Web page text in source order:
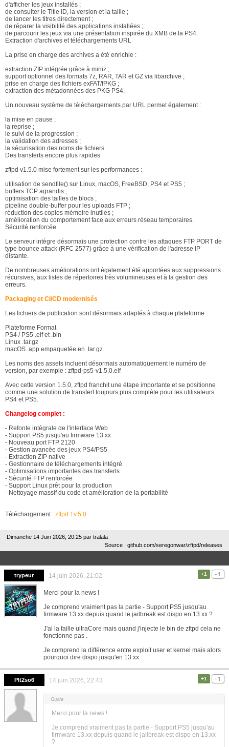
d'afficher les jeux installés ;
de consulter le Title ID, la version et la taille ;
de lancer les titres directement ;
de réparer la visibilité des applications installées ;
de parcourir les jeux via une présentation inspirée du XMB de la PS4.
Extraction d'archives et téléchargements URL
La prise en charge des archives a été enrichie :
extraction ZIP intégrée grâce à miniz ;
support optionnel des formats 7z, RAR, TAR et GZ via libarchive ;
prise en charge des fichiers exFAT/fPKG ;
extraction des métadonnées des PKG PS4.
Un nouveau système de téléchargements par URL permet également :
la mise en pause ;
la reprise ;
le suivi de la progression ;
la validation des adresses ;
la sécurisation des noms de fichiers.
Des transferts encore plus rapides
zftpd v1.5.0 mise fortement sur les performances :
utilisation de sendfile() sur Linux, macOS, FreeBSD, PS4 et PS5 ;
buffers TCP agrandis ;
optimisation des tailles de blocs ;
pipeline double-buffer pour les uploads FTP ;
réduction des copies mémoire inutiles ;
amélioration du comportement face aux erreurs réseau temporaires.
Sécurité renforcée
Le serveur intègre désormais une protection contre les attaques FTP PORT de
type bounce attack (RFC 2577) grâce à une vérification de l'adresse IP
distante.
De nombreuses améliorations ont également été apportées aux suppressions
récursives, aux listes de répertoires très volumineuses et à la gestion des
erreurs.
Packaging et CI/CD modernisés
Les fichiers de publication sont désormais adaptés à chaque plateforme :
Plateforme Format
PS4 / PS5 .elf et .bin
Linux .tar.gz
macOS .app empaquetée en .tar.gz
Les noms des assets incluent désormais automatiquement le numéro de
version, par exemple : zftpd-ps5-v1.5.0.elf
Avec cette version 1.5.0, zftpd franchit une étape importante et se positionne
comme une solution de transfert toujours plus complète pour les utilisateurs
PS4 et PS5.
Changelog complet :
- Refonte intégrale de l'interface Web
- Support PS5 jusqu'au firmware 13.xx
- Nouveau port FTP 2120
- Gestion avancée des jeux PS4/PS5
- Extraction ZIP native
- Gestionnaire de téléchargements intégré
- Optimisations importantes des transferts
- Sécurité FTP renforcée
- Support Linux prêt pour la production
- Nettoyage massif du code et amélioration de la portabilité
Téléchargement : zftpd 1v.5.0
Dimanche 14 Juin 2026, 20:25 par tralala
Source : github.com/seregonwar/zftpd/releases
trypeur 14 juin 2026, 21:02 +1
Merci pour la news !
Je comprend vraiment pas la partie - Support PS5 jusqu'au
firmware 13.xx depuis quand le jailbreak est dispo en 13.xx ?
J'ai la faille ultraCore mais quand j'injecte le bin de zftpd cela ne
fonctionne pas .
Je comprend la différence entre exploit user et kernel mais alors
pourquoi dire dispo jusqu'en 13.xx
Plt2so6 14 juin 2026, 22:43 +1
Merci pour la news !
Je comprend vraiment pas la partie - Support PS5 jusqu'au
firmware 13.xx depuis quand le jailbreak est dispo en 13.xx
?